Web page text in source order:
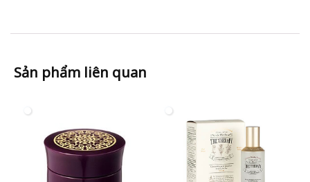
Sản phẩm liên quan